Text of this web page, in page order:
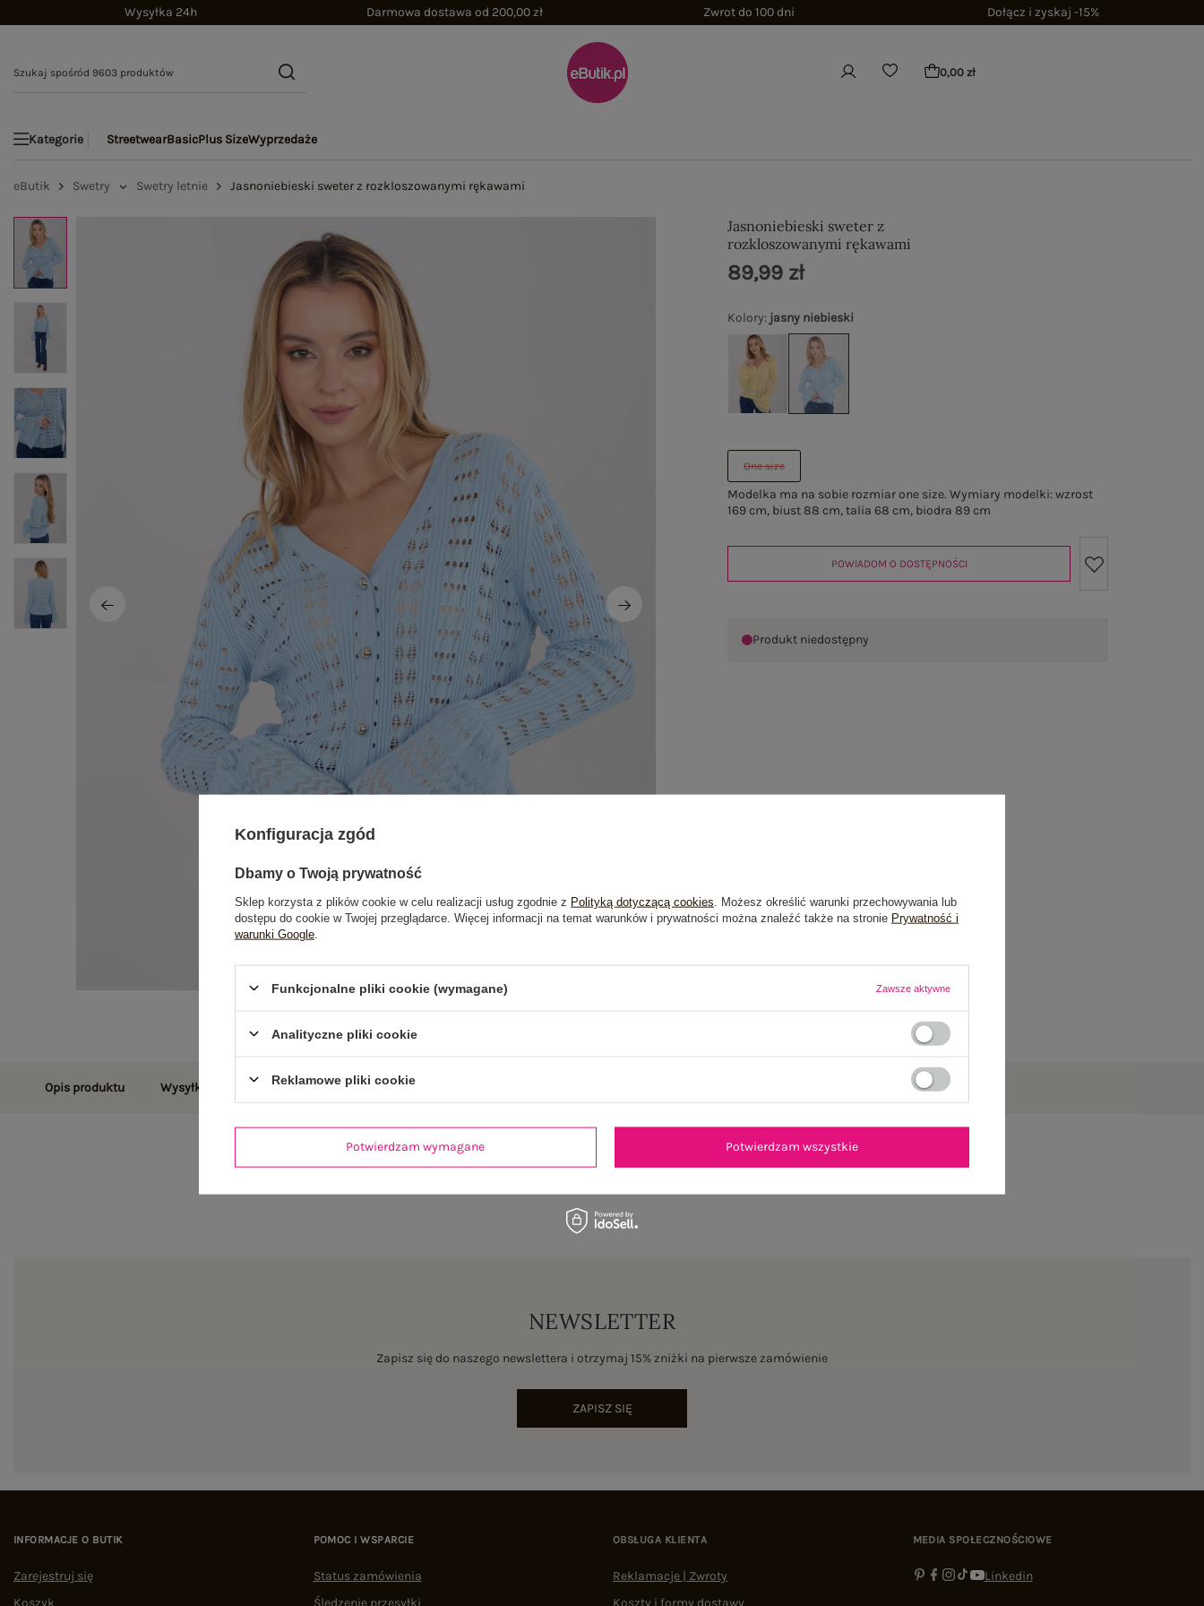
Wysyłka 24h Darmowa dostawa od 200,00 zł Zwrot do 100 dni Dołącz i zyskaj -15%
0,00 zł
Kategorie StreetwearBasicPlus SizeWyprzedaże
eButik Swetry Swetry letnie Jasnoniebieski sweter z rozkloszowanymi rękawami
Jasnoniebieski sweter z
rozkloszowanymi rękawami
Kolory: jasny niebieski
One size
Modelka ma na sobie rozmiar one size. Wymiary modelki: wzrost
169 cm, biust 88 cm, talia 68 cm, biodra 89 cm
89,99 zł
POWIADOM O DOSTĘPNOŚCI
Produkt niedostępny
Opis produktu Wysyłka i dostawa Zwroty i reklamacje
NEWSLETTER
Zapisz się do naszego newslettera i otrzymaj 15% zniżki na pierwsze zamówienie
ZAPISZ SIĘ
INFORMACJE O BUTIK
Zarejestruj się
Koszyk
POMOC I WSPARCIE
Status zamówienia
Śledzenie przesyłki
OBSŁUGA KLIENTA
Reklamacje | Zwroty
Koszty i formy dostawy
MEDIA SPOŁECZNOŚCIOWE
Linkedin
Konfiguracja zgód
Dbamy o Twoją prywatność
Sklep korzysta z plików cookie w celu realizacji usług zgodnie z Polityką dotyczącą cookies . Możesz określić warunki przechowywania lub
dostępu do cookie w Twojej przeglądarce. Więcej informacji na temat warunków i prywatności można znaleźć także na stronie Prywatność i
warunki Google
Funkcjonalne pliki cookie (wymagane) Zawsze aktywne
Analityczne pliki cookie
Reklamowe pliki cookie
Potwierdzam wymagane Potwierdzam wszystkie